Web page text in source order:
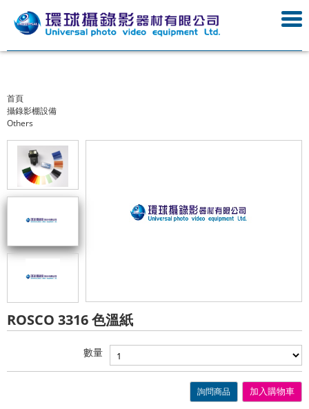
首頁
攝錄影棚設備
Others
ROSCO 3316 色溫紙
數量
詢問商品 加入購物車